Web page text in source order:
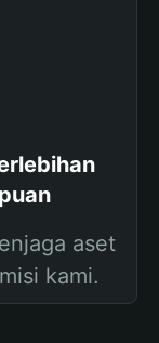
aset
kami.